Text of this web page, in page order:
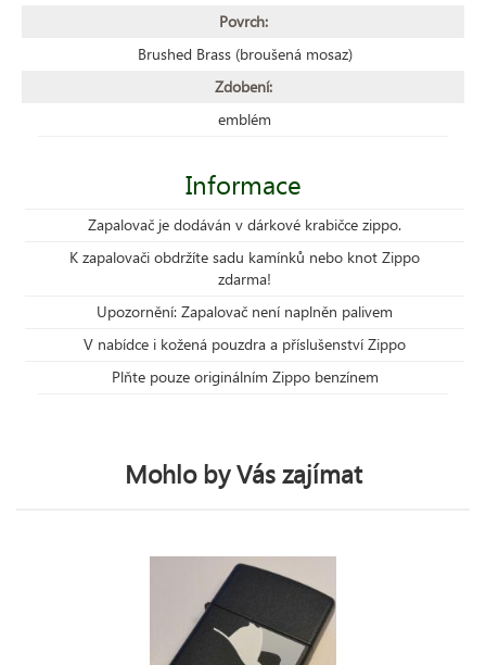
Povrch:
Brushed Brass (broušená mosaz)
Zdobení:
emblém
Informace
Zapalovač je dodáván v dárkové krabičce zippo.
K zapalovači obdržíte sadu kamínků nebo knot Zippo
zdarma!
Upozornění: Zapalovač není naplněn palivem
V nabídce i kožená pouzdra a příslušenství Zippo
Plňte pouze originálním Zippo benzínem
Mohlo by Vás zajímat